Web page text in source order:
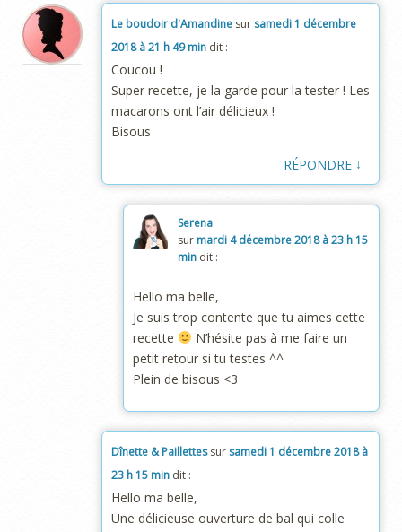
Le boudoir d'Amandine sur samedi 1 décembre
2018 à 21 h 49 min dit :
Coucou !
Super recette, je la garde pour la tester ! Les
macarons ont l’air délicieux !
Bisous
RÉPONDRE ↓
Serena
sur mardi 4 décembre 2018 à 23 h 15
min dit :
Hello ma belle,
Je suis trop contente que tu aimes cette
recette
N’hésite pas à me faire un
petit retour si tu testes ^^
Plein de bisous <3
Dînette & Paillettessur samedi 1 décembre 2018 à
23 h 15 min dit :
Hello ma belle,
Une délicieuse ouverture de bal qui colle